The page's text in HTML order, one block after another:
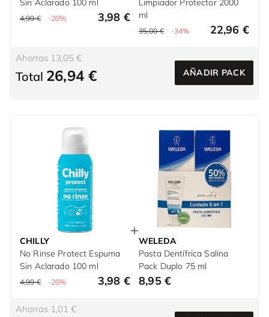
Sin Aclarado 100 ml
4,99 € -20% 3,98 €
Limpiador Protector 2000
ml
35,00 € -34% 22,96 €
Ahorras 13,05 €
Total 26,94 € AÑADIR PACK
CHILLY
No Rinse Protect Espuma
Sin Aclarado 100 ml
4,99 € -20% 3,98 €
WELEDA
Pasta Dentífrica Salina
Pack Duplo 75 ml
8,95 €
Ahorras 1,01 €